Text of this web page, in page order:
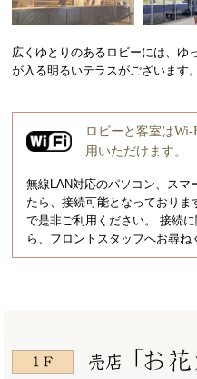
広くゆとりのあるロビーには、ゆ
が入る明るいテラスがございます。
ロビーと客室は
用いただけます。
無線LAN対応のパソコン、スマ
たら、接続可能となっており
で是非ご利用ください。 接続
ら、フロントスタッフへお尋ね